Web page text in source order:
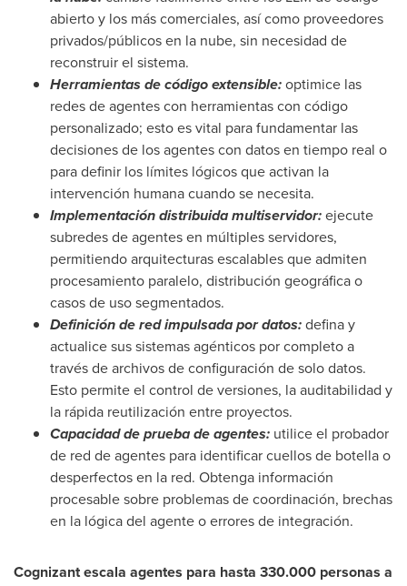
abierto y los más comerciales, así como proveedores
privados/públicos en la nube, sin necesidad de
reconstruir el sistema.
Herramientas de código extensible:optimice las
redes de agentes con herramientas con código
personalizado; esto es vital para fundamentar las
decisiones de los agentes con datos en tiempo real o
para definir los límites lógicos que activan la
intervención humana cuando se necesita.
Implementación distribuida multiservidor:ejecute
subredes de agentes en múltiples servidores,
permitiendo arquitecturas escalables que admiten
procesamiento paralelo, distribución geográfica o
casos de uso segmentados.
Definición de red impulsada por datos:defina y
actualice sus sistemas agénticos por completo a
través de archivos de configuración de solo datos.
Esto permite el control de versiones, la auditabilidad y
la rápida reutilización entre proyectos.
Capacidad de prueba de agentes: utilice el probador
de red de agentes para identificar cuellos de botella o
desperfectos en la red. Obtenga información
procesable sobre problemas de coordinación, brechas
en la lógica del agente o errores de integración.
Cognizant escala agentes para hasta 330.000 personas a